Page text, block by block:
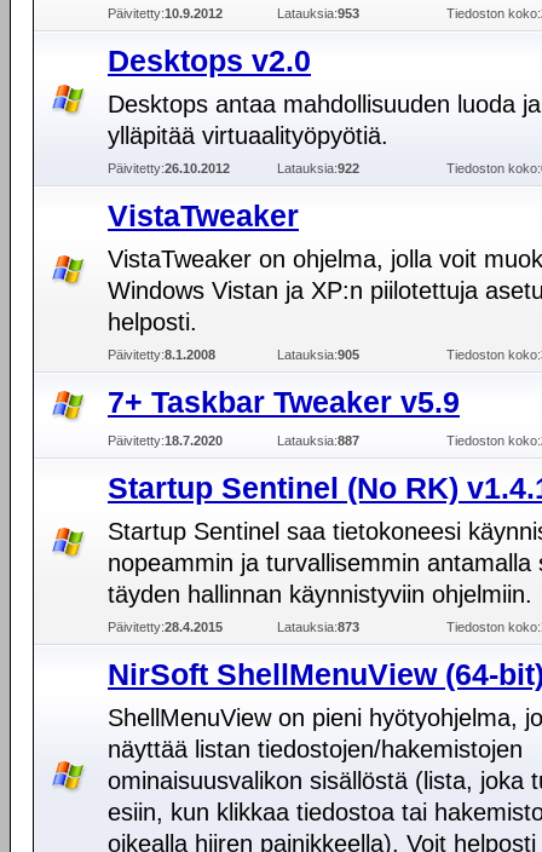
Päivitetty:10.9.2012 Latauksia:953 Tiedoston koko:
Desktops v2.0
Desktops antaa mahdollisuuden luoda ja
ylläpitää virtuaalityöpyötiä.
Päivitetty:26.10.2012 Latauksia:922 Tiedoston koko:
VistaTweaker
VistaTweaker on ohjelma, jolla voit
Windows Vistan ja XP:n piilotettuja
helposti.
Päivitetty:8.1.2008 Latauksia:905 Tiedoston koko:
7+ Taskbar Tweaker v5.9
Päivitetty:18.7.2020 Latauksia:887 Tiedoston koko:
Startup Sentinel (No RK)
Startup Sentinel saa tietokoneesi
nopeammin ja turvallisemmin antamalla
täyden hallinnan käynnistyviin ohjelmiin.
Päivitetty:28.4.2015 Latauksia:873 Tiedoston koko:
NirSoft ShellMenuView (64-
ShellMenuView on pieni hyötyohjelma,
näyttää listan tiedostojen/hakemistojen
ominaisuusvalikon sisällöstä (lista, joka
esiin, kun klikkaa tiedostoa tai
oikealla hiiren painikkeella). Voit